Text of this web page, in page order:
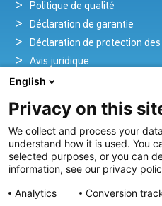
Politique de qualité
Déclaration de garantie
Déclaration de protection
Avis juridique
Pionniers de la brillance
nautique
Depuis plus de 100 ans, nous
passion des solutions
secteurs de l'industrie
English
Privacy on this
We collect and process your
understand how it is used. You
selected purposes, or you can
information, see our privacy
Analytics
Conversion